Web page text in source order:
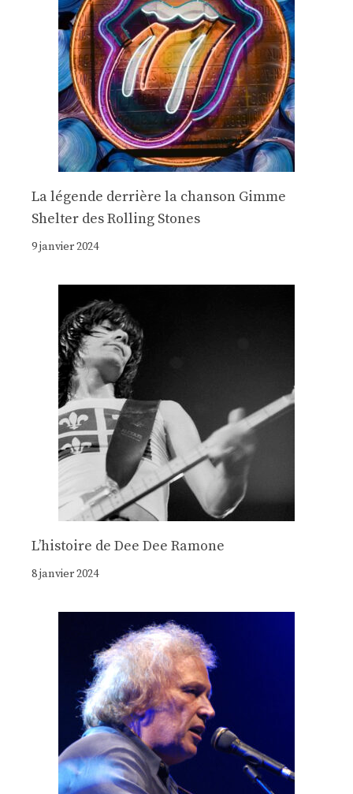
La légende derrière la chanson Gimme
Shelter des Rolling Stones
9 janvier 2024
Lʼhistoire de Dee Dee Ramone
8 janvier 2024